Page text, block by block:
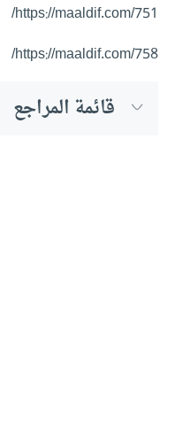
https://maaldif.com/751/
https://maaldif.com/758/
قائمة المراجع